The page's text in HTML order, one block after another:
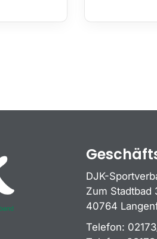
DJK-
Zum Stadtbad
40764
Telefon: